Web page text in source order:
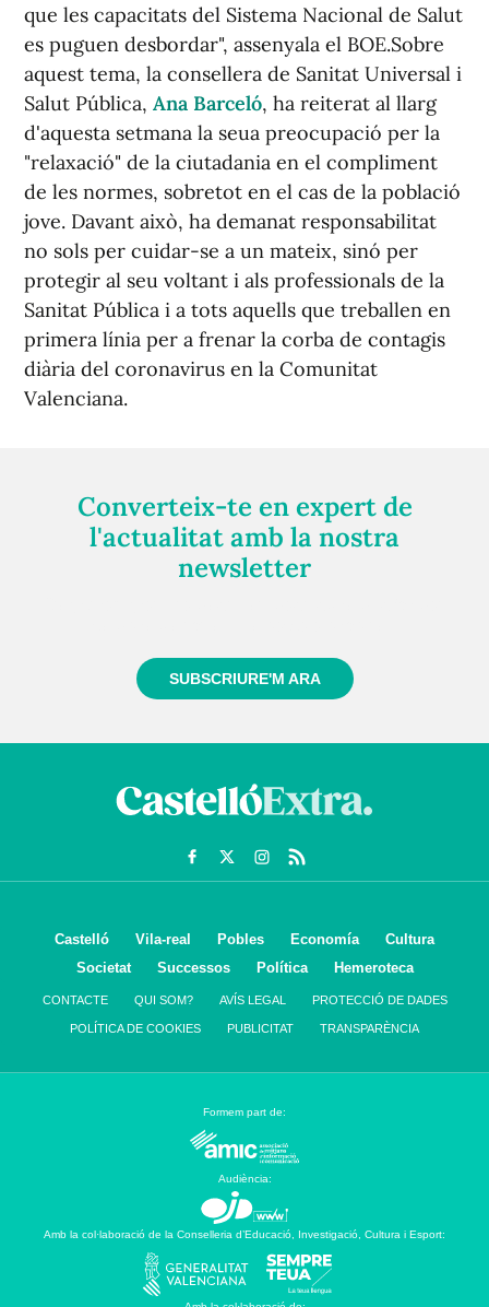
que les capacitats del Sistema Nacional de Salut
es puguen desbordar", assenyala el BOE.Sobre
aquest tema, la consellera de Sanitat Universal i
Salut Pública, Ana Barceló, ha reiterat al llarg
d'aquesta setmana la seua preocupació per la
"relaxació" de la ciutadania en el compliment
de les normes, sobretot en el cas de la població
jove. Davant això, ha demanat responsabilitat
no sols per cuidar-se a un mateix, sinó per
protegir al seu voltant i als professionals de la
Sanitat Pública i a tots aquells que treballen en
primera línia per a frenar la corba de contagis
diària del coronavirus en la Comunitat
Valenciana.
Converteix-te en expert de
l'actualitat amb la nostra
newsletter
SUBSCRIURE'M ARA
Castelló Vila-real Pobles Economía
Cultura
Societat
Successos Política Hemeroteca
CONTACTE QUI SOM? AVÍS LEGAL PROTECCIÓ DE DADES
POLÍTICA DE COOKIES PUBLICITAT TRANSPARÈNCIA
Formem part de:
Audiència:
Amb la col·laboració de la Conselleria d’Educació, Investigació, Cultura i Esport: